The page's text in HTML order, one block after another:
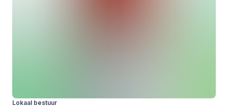
Lokaal bestuur